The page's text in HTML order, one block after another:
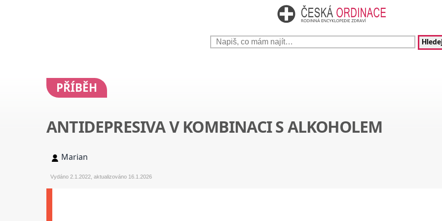
PŘÍBĚH
ANTIDEPRESIVA V KOMBINACI S ALKOHOLEM
Marian
Vydáno 2.1.2022, aktualizováno 16.1.2026